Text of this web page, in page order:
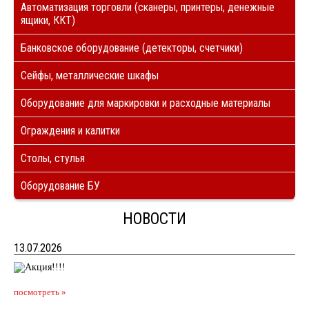
Автоматизация торговли (сканеры, принтеры, денежные
ящики, ККТ)
Банковское оборудование (детекторы, счетчики)
Сейфы, металлические шкафы
Оборудование для маркировки и расходные материалы
Ограждения и калитки
Столы, стулья
Оборудование БУ
НОВОСТИ
13.07.2026
посмотреть »